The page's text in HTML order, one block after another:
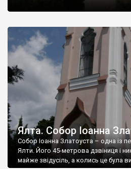
Ялта. Собор Іоанна
Собор Іоанна Златоуста – одна із
Ялти. Його 45-метрова дзвіниця і
майже звідусіль, а колись це була